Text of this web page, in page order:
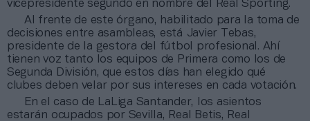
vicepresidente segundo en nombre del Real Sporting.
Al frente de este órgano, habilitado para la toma de
decisiones entre asambleas, está Javier Tebas,
presidente de la gestora del fútbol profesional. Ahí
tienen voz tanto los equipos de Primera como los de
Segunda División, que estos días han elegido qué
clubes deben velar por sus intereses en cada votación.
En el caso de LaLiga Santander, los asientos
estarán ocupados por Sevilla, Real Betis, Real